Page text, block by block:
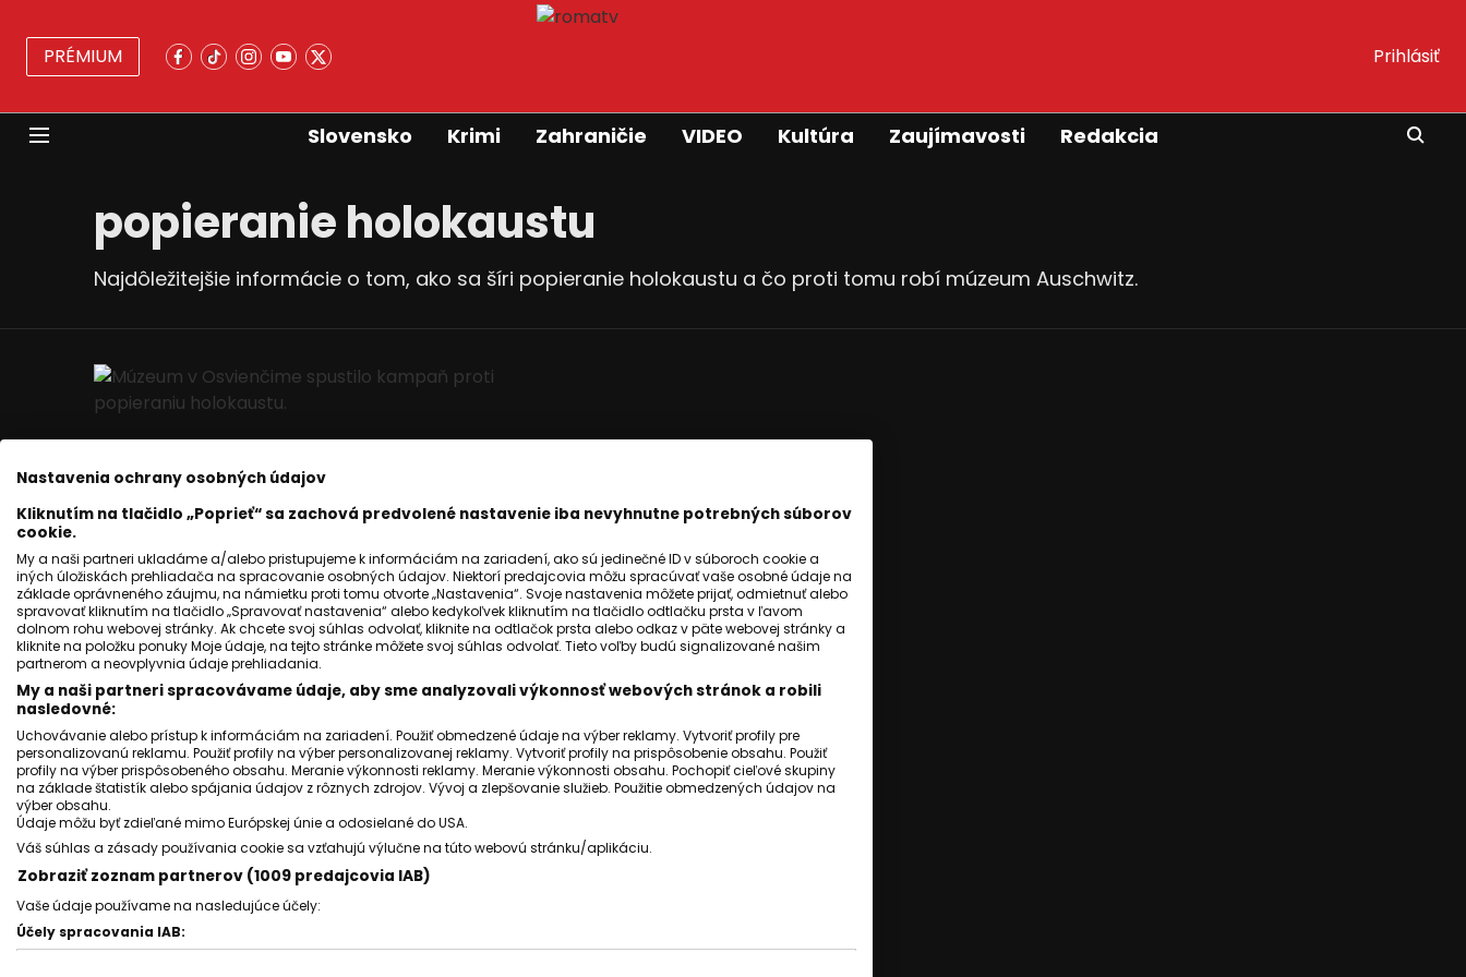
PRÉMIUM Prihlásiť
Slovensko Krimi Zahraničie VIDEO Kultúra Zaujímavosti Redakcia
popieranie holokaustu
Najdôležitejšie informácie o tom, ako sa šíri popieranie holokaustu a čo proti tomu robí múzeum Auschwitz.
ZAHRANIČIE
Múzeum v Osvienčime spustilo kampaň
proti popieraniu holokaustu.
Ivana Cibuľová
Nastavenia ochrany osobných údajov
Kliknutím na tlačidlo „Poprieť“ sa zachová predvolené nastavenie iba nevyhnutne potrebných súborov
cookie.
My a naši partneri ukladáme a/alebo pristupujeme k informáciám na zariadení, ako sú jedinečné ID v súboroch cookie a
iných úložiskách prehliadača na spracovanie osobných údajov. Niektorí predajcovia môžu spracúvať vaše osobné údaje na
základe oprávneného záujmu, na námietku proti tomu otvorte „Nastavenia“. Svoje nastavenia môžete prijať, odmietnuť alebo
spravovať kliknutím na tlačidlo „Spravovať nastavenia“ alebo kedykoľvek kliknutím na tlačidlo odtlačku prsta v ľavom
dolnom rohu webovej stránky. Ak chcete svoj súhlas odvolať, kliknite na odtlačok prsta alebo odkaz v päte webovej stránky a
kliknite na položku ponuky Moje údaje, na tejto stránke môžete svoj súhlas odvolať. Tieto voľby budú signalizované našim
partnerom a neovplyvnia údaje prehliadania.
My a naši partneri spracovávame údaje, aby sme analyzovali výkonnosť webových stránok a robili
nasledovné:
Uchovávanie alebo prístup k informáciám na zariadení. Použiť obmedzené údaje na výber reklamy. Vytvoriť profily pre
personalizovanú reklamu. Použiť profily na výber personalizovanej reklamy. Vytvoriť profily na prispôsobenie obsahu. Použiť
profily na výber prispôsobeného obsahu. Meranie výkonnosti reklamy. Meranie výkonnosti obsahu. Pochopiť cieľové skupiny
na základe štatistík alebo spájania údajov z rôznych zdrojov. Vývoj a zlepšovanie služieb. Použitie obmedzených údajov na
výber obsahu.
Údaje môžu byť zdieľané mimo Európskej únie a odosielané do USA.
Váš súhlas a zásady používania cookie sa vzťahujú výlučne na túto webovú stránku/aplikáciu.
Zobraziť zoznam partnerov (1009 predajcovia IAB)
Vaše údaje používame na nasledujúce účely:
Účely spracovania IAB: